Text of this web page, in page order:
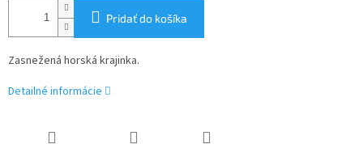
Pridať do košíka
Zasnežená horská krajinka.
Detailné informácie